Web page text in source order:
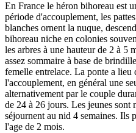
En France le héron bihoreau est
période d'accouplement, les
blanches ornent la nuque,
bihoreau niche en colonies
les arbres à une hauteur de 2 à 5
assez sommaire à base de
femelle entrelace. La ponte a lieu
l'accouplement, en général une
alternativement par le couple
de 24 à 26 jours. Les jeunes sont
séjournent au nid 4 semaines. Ils
l'age de 2 mois.